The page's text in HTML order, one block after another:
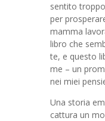
sentito
per
mamma
libro che
te, e questo
me – un
nei miei
Una storia
cattura un